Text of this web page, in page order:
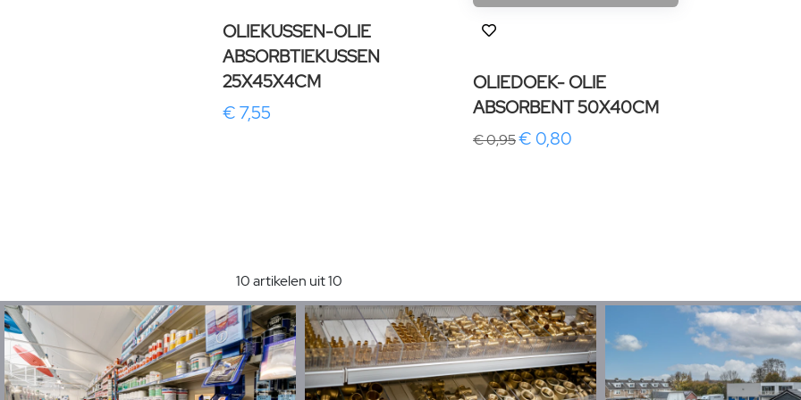
OLIEKUSSEN-OLIE
ABSORBTIEKUSSEN
25X45X4CM
€ 7,55
OLIEDOEK- OLIE
ABSORBENT 50X40CM
€ 0,95€ 0,80
10 artikelen uit 10